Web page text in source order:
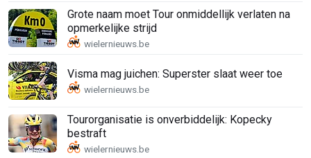
Grote naam moet Tour onmiddellijk verlaten na
opmerkelijke strijd
Visma mag juichen: Superster slaat weer toe
Tourorganisatie is onverbiddelijk: Kopecky
bestraft